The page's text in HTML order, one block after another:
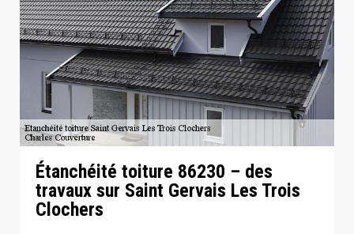
Étanchéité toiture 86230 – des
travaux sur Saint Gervais Les Trois
Clochers